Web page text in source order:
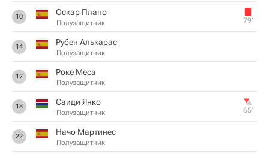
10 Оскар Плано
Полузащитник 79‎’‎
14 Рубен Алькарас
Полузащитник
17 Роке Меса
Полузащитник
18 Саиди Янко
Полузащитник 65‎’‎
22 Начо Мартинес
Полузащитник